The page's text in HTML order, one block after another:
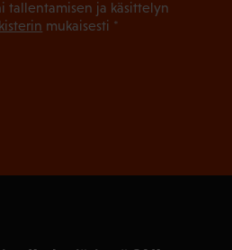
tallentamisen ja käsittelyn
mukaisesti *